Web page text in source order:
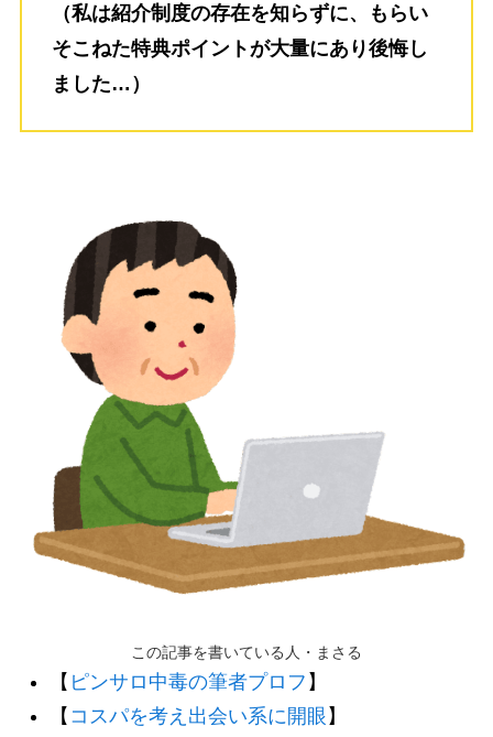
（私は紹介制度の存在を知らずに、もらい
そこねた特典ポイントが大量にあり後悔し
ました…）
この記事を書いている人・まさる
【 ピンサロ中毒の筆者プロフ 】
【 コスパを考え出会い系に開眼 】